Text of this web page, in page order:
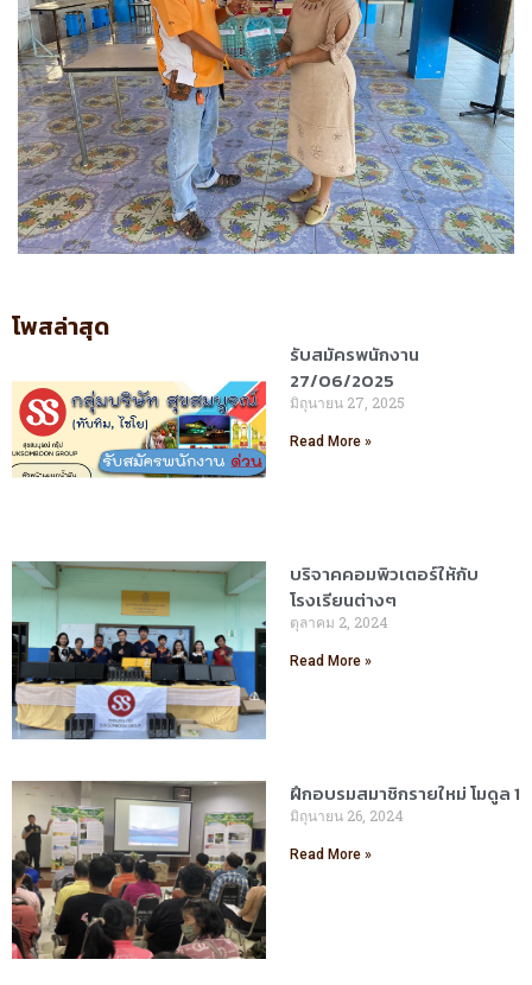
โพสล่าสุด
รับสมัครพนักงาน
27/06/2025
มิถุนายน 27, 2025
Read More »
บริจาคคอมพิวเตอร์ให้กับ
โรงเรียนต่างๆ
ตุลาคม 2, 2024
Read More »
ฝึกอบรมสมาชิกรายใหม่ โมดูล 1
มิถุนายน 26, 2024
Read More »